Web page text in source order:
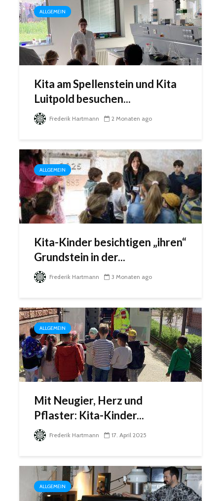
ALLGEMEIN
Kita am Spellenstein und Kita
Luitpold besuchen...
Frederik Hartmann 2 Monaten ago
ALLGEMEIN
Kita-Kinder besichtigen „ihren“
Grundstein in der...
Frederik Hartmann 3 Monaten ago
ALLGEMEIN
Mit Neugier, Herz und
Pflaster: Kita-Kinder...
Frederik Hartmann 17. April 2025
ALLGEMEIN